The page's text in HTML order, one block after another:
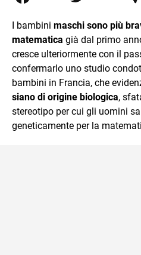
vita che parlano di luoghi,
I bambini maschi sono più
matematica già dal primo
cresce ulteriormente con il
confermarlo uno studio
bambini in Francia, che
siano di origine biologica,
stereotipo per cui gli uomini
geneticamente per la